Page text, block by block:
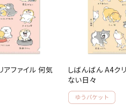
アファイル 何気
しばんばん A4ク
ない日々